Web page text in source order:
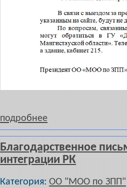
подробнее
Благодарственное
интеграции РК
Категория: ОО "МОО по ЗПП"